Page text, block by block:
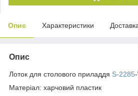
Опис Характеристики
Опис
Лоток для столового приладдя S-2285
Матеріал: харчовий пластик